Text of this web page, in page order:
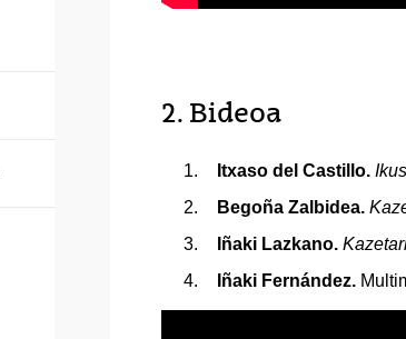
2. Bideoa
Itxaso del Castillo.
Begoña Zalbidea.
Iñaki Lazkano.
Iñaki Fernández.